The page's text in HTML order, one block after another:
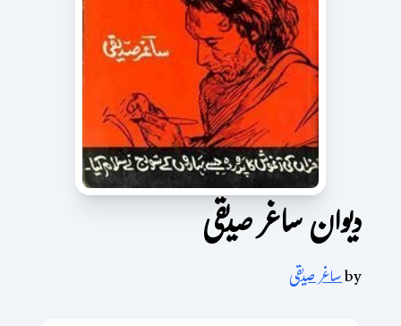
دیوان ساغر صدیقی
byساغر صدیقی